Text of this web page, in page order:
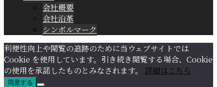
会社概要
会社沿革
シンボルマーク
利便性向上や閲覧の追跡のために当ウェブサイトでは
Cookie を使用しています。引き続き閲覧する場合、Cookie
の使用を承諾したものとみなされます。 詳細はこちら
同意する